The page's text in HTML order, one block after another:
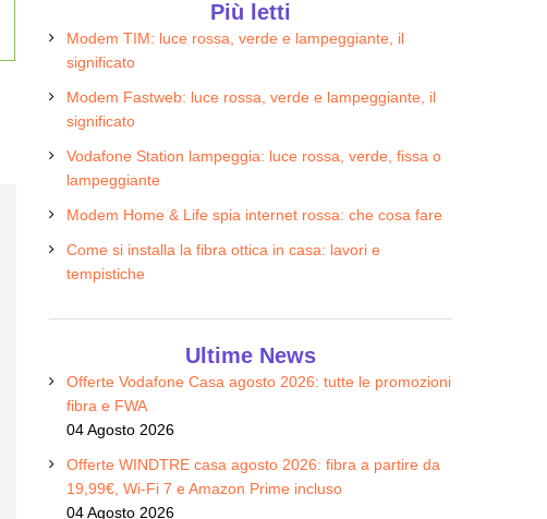
Più letti
Modem TIM: luce rossa, verde e lampeggiante, il
significato
Modem Fastweb: luce rossa, verde e lampeggiante, il
significato
Vodafone Station lampeggia: luce rossa, verde, fissa o
lampeggiante
Modem Home & Life spia internet rossa: che cosa fare
Come si installa la fibra ottica in casa: lavori e
tempistiche
Ultime News
Offerte Vodafone Casa agosto 2026: tutte le promozioni
fibra e FWA
04 Agosto 2026
Offerte WINDTRE casa agosto 2026: fibra a partire da
19,99€, Wi-Fi 7 e Amazon Prime incluso
04 Agosto 2026